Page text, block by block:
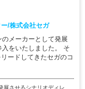
/株式会社セガ
メーカーとして発展
をいたしました。 そ
ードしてきたセガのコ
展させるシナリオディレ